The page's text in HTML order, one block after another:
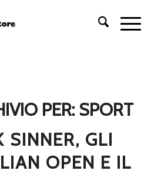
PER: SPORT
SINNER, GLI
OPEN E IL